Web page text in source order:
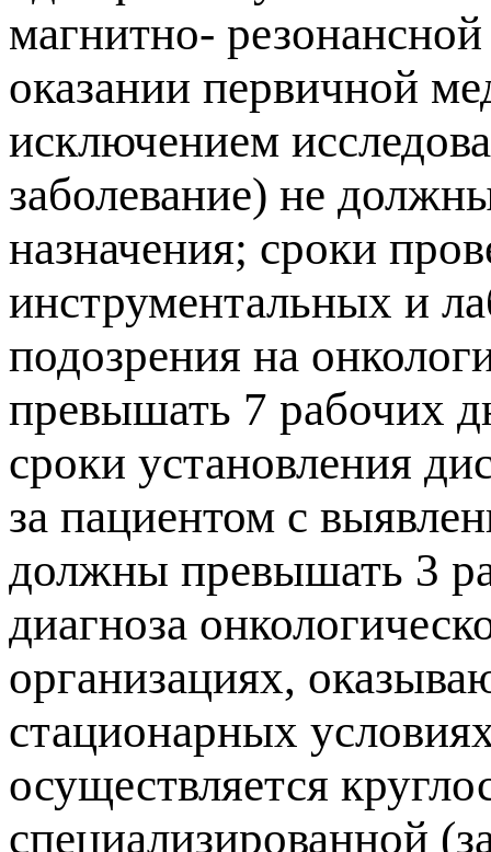
магнитно-
оказании первичной
исключением
заболевание) не
назначения; сроки
инструментальных и
подозрения на
превышать 7 рабочих
сроки установления
за пациентом с
должны превышать 3
диагноза
организациях,
стационарных
осуществляется
специализированной